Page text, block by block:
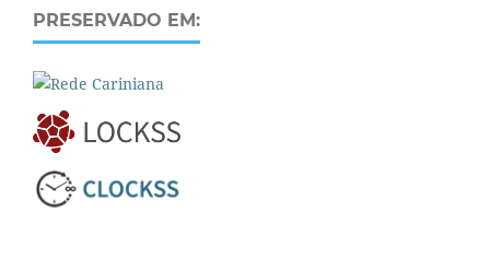
PRESERVADO EM: